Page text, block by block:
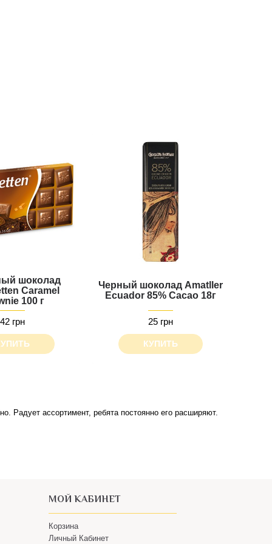
шоколад
Caramel
100 г
42 грн
Черный шоколад Amatller
Ecuador 85% Cacao 18г
25 грн
КУПИТЬ
Радует ассортимент, ребята постоянно его расширяют.
Оформление заказа